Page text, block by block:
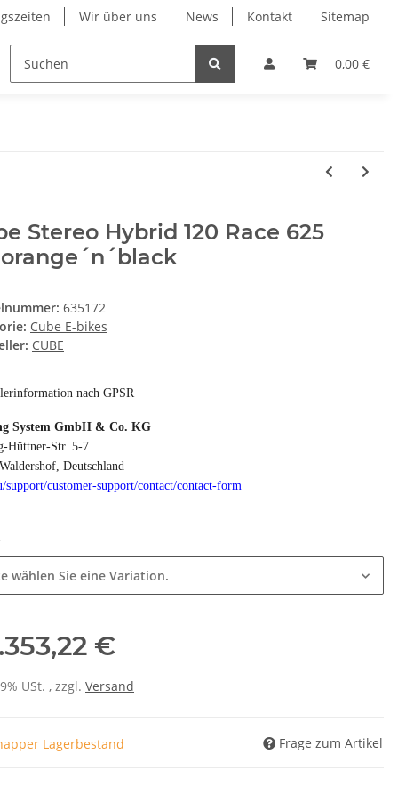
Wir über uns News Kontakt Sitemap
0,00 €
Wilier Wintersport
Stereo Hybrid 120 Race 625
635172
Cube E-bikes
CUBE
nach GPSR
System GmbH & Co. KG
Hüttner-Str. 5-7
Deutschland
support/customer-support/contact/contact-form
wählen Sie eine Variation.
€
USt. , zzgl. Versand
Lagerbestand Frage zum Artikel